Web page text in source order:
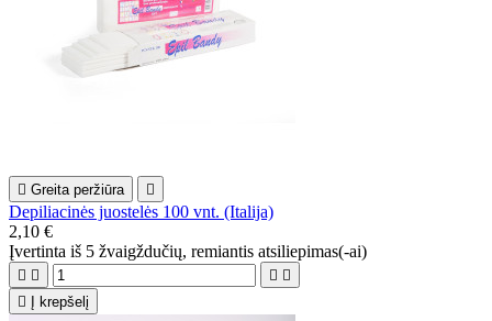
 Greita peržiūra 
Depiliacinės juostelės 100 vnt. (Italija)
2,10 €
Įvertinta iš 5 žvaigždučių, remiantis atsiliepimas(-ai)
   

Į krepšelį